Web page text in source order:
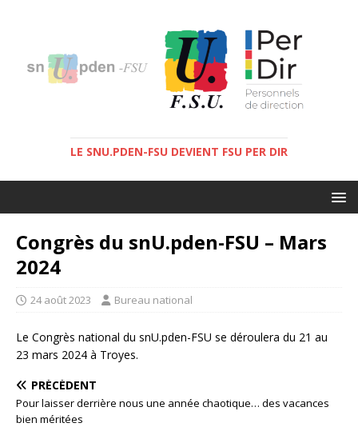
LE SNU.PDEN-FSU DEVIENT FSU PER DIR
Congrès du snU.pden-FSU – Mars
2024
24 août 2023 Bureau national
Le Congrès national du snU.pden-FSU se déroulera du 21 au
23 mars 2024 à Troyes.
PRÉCÉDENT
Pour laisser derrière nous une année chaotique… des vacances
bien méritées